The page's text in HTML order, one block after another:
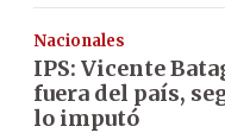
Nacionales
IPS: Vicente
fuera del país,
lo imputó